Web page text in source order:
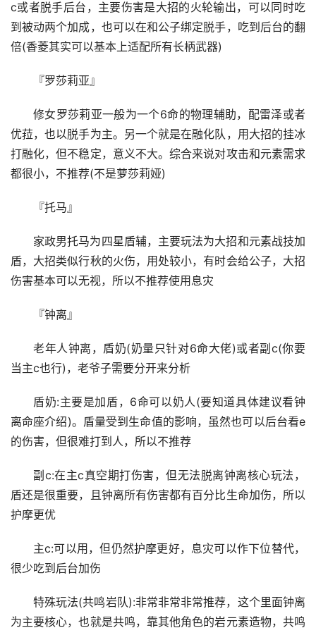
c或者脱手后台，主要伤害是大招的火轮输出，可以同时吃
到被动两个加成，也可以在和公子绑定脱手，吃到后台的翻
倍(香菱其实可以基本上适配所有长柄武器)
『罗莎莉亚』
修女罗莎莉亚一般为一个6命的物理辅助，配雷泽或者
优菈，也以脱手为主。另一个就是在融化队，用大招的挂冰
打融化，但不稳定，意义不大。综合来说对攻击和元素需求
都很小，不推荐(不是萝莎莉娅)
『托马』
家政男托马为四星盾辅，主要玩法为大招和元素战技加
盾，大招类似行秋的火伤，用处较小，有时会给公子，大招
伤害基本可以无视，所以不推荐使用息灾
『钟离』
老年人钟离，盾奶(奶量只针对6命大佬)或者副c(你要
当主c也行)，老爷子需要分开来分析
盾奶:主要是加盾，6命可以奶人(要知道具体建议看钟
离命座介绍)。盾量受到生命值的影响，虽然也可以后台看e
的伤害，但很难打到人，所以不推荐
副c:在主c真空期打伤害，但无法脱离钟离核心玩法，
盾还是很重要，且钟离所有伤害都有百分比生命加伤，所以
护摩更优
主c:可以用，但仍然护摩更好，息灾可以作下位替代，
很少吃到后台加伤
特殊玩法(共鸣岩队):非常非常非常推荐，这个里面钟离
为主要核心，也就是共鸣，靠其他角色的岩元素造物，共鸣